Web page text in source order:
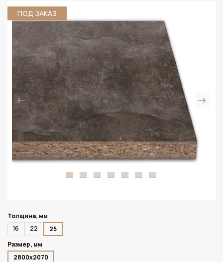
ПОД ЗАКАЗ
Толщина, мм
16
22
25
Размер, мм
2800х2070